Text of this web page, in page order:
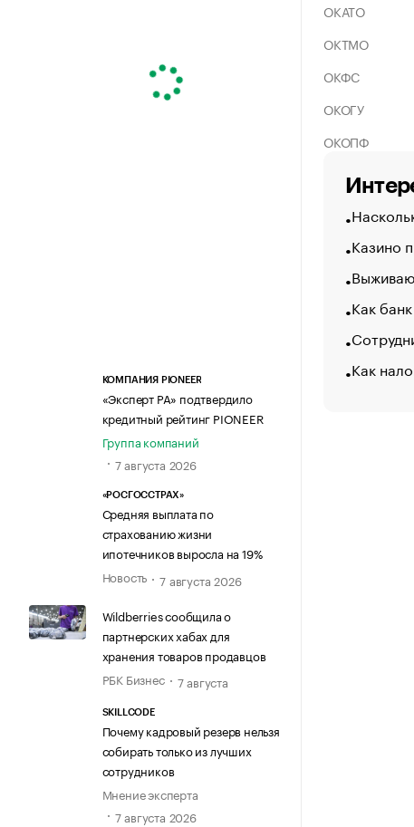
КОМПАНИЯ PIONEER
«Эксперт РА» подтвердило
кредитный рейтинг PIONEER
Группа компаний
7 августа 2026
«РОСГОССТРАХ»
Средняя выплата по
страхованию жизни
ипотечников выросла на 19%
Новость
7 августа 2026
Wildberries сообщила о
партнерских хабах для
хранения товаров продавцов
РБК Бизнес
7 августа
SKILLCODE
Почему кадровый резерв нельзя
собирать только из лучших
сотрудников
Мнение эксперта
7 августа 2026
ОКАТО
ОКТМО
ОКФС
ОКОГУ
ОКОПФ
Казино
Как
Как